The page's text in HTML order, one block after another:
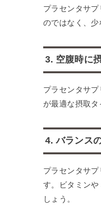
プラセンタサ
のではなく、少
3. 空腹時に
プラセンタサ
が最適な摂取タ
4. バランス
プラセンタサ
す。ビタミン
しょう。